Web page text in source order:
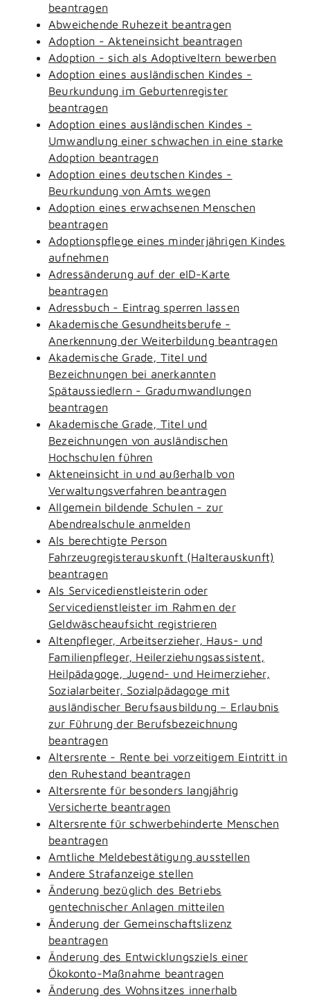
beantragen
Abweichende Ruhezeit beantragen
Adoption - Akteneinsicht beantragen
Adoption - sich als Adoptiveltern bewerben
Adoption eines ausländischen Kindes -
Beurkundung im Geburtenregister
beantragen
Adoption eines ausländischen Kindes -
Umwandlung einer schwachen in eine starke
Adoption beantragen
Adoption eines deutschen Kindes -
Beurkundung von Amts wegen
Adoption eines erwachsenen Menschen
beantragen
Adoptionspflege eines minderjährigen Kindes
aufnehmen
Adressänderung auf der eID-Karte
beantragen
Adressbuch - Eintrag sperren lassen
Akademische Gesundheitsberufe -
Anerkennung der Weiterbildung beantragen
Akademische Grade, Titel und
Bezeichnungen bei anerkannten
Spätaussiedlern - Gradumwandlungen
beantragen
Akademische Grade, Titel und
Bezeichnungen von ausländischen
Hochschulen führen
Akteneinsicht in und außerhalb von
Verwaltungsverfahren beantragen
Allgemein bildende Schulen - zur
Abendrealschule anmelden
Als berechtigte Person
Fahrzeugregisterauskunft (Halterauskunft)
beantragen
Als Servicedienstleisterin oder
Servicedienstleister im Rahmen der
Geldwäscheaufsicht registrieren
Altenpfleger, Arbeitserzieher, Haus- und
Familienpfleger, Heilerziehungsassistent,
Heilpädagoge, Jugend- und Heimerzieher,
Sozialarbeiter, Sozialpädagoge mit
ausländischer Berufsausbildung – Erlaubnis
zur Führung der Berufsbezeichnung
beantragen
Altersrente - Rente bei vorzeitigem Eintritt in
den Ruhestand beantragen
Altersrente für besonders langjährig
Versicherte beantragen
Altersrente für schwerbehinderte Menschen
beantragen
Amtliche Meldebestätigung ausstellen
Andere Strafanzeige stellen
Änderung bezüglich des Betriebs
gentechnischer Anlagen mitteilen
Änderung der Gemeinschaftslizenz
beantragen
Änderung des Entwicklungsziels einer
Ökokonto-Maßnahme beantragen
Änderung des Wohnsitzes innerhalb